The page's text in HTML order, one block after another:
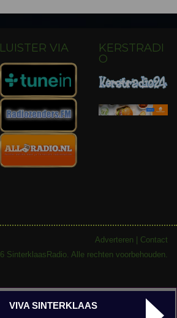
LUISTER VIA
KERSTRADI
O
Adverteren
Contact
SinterklaasRadio. Alle rechten voorbehouden.
VIVA SINTERKLAAS